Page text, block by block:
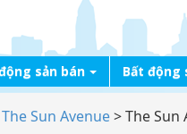
sản bán Bất động
Sun Avenue>The Sun